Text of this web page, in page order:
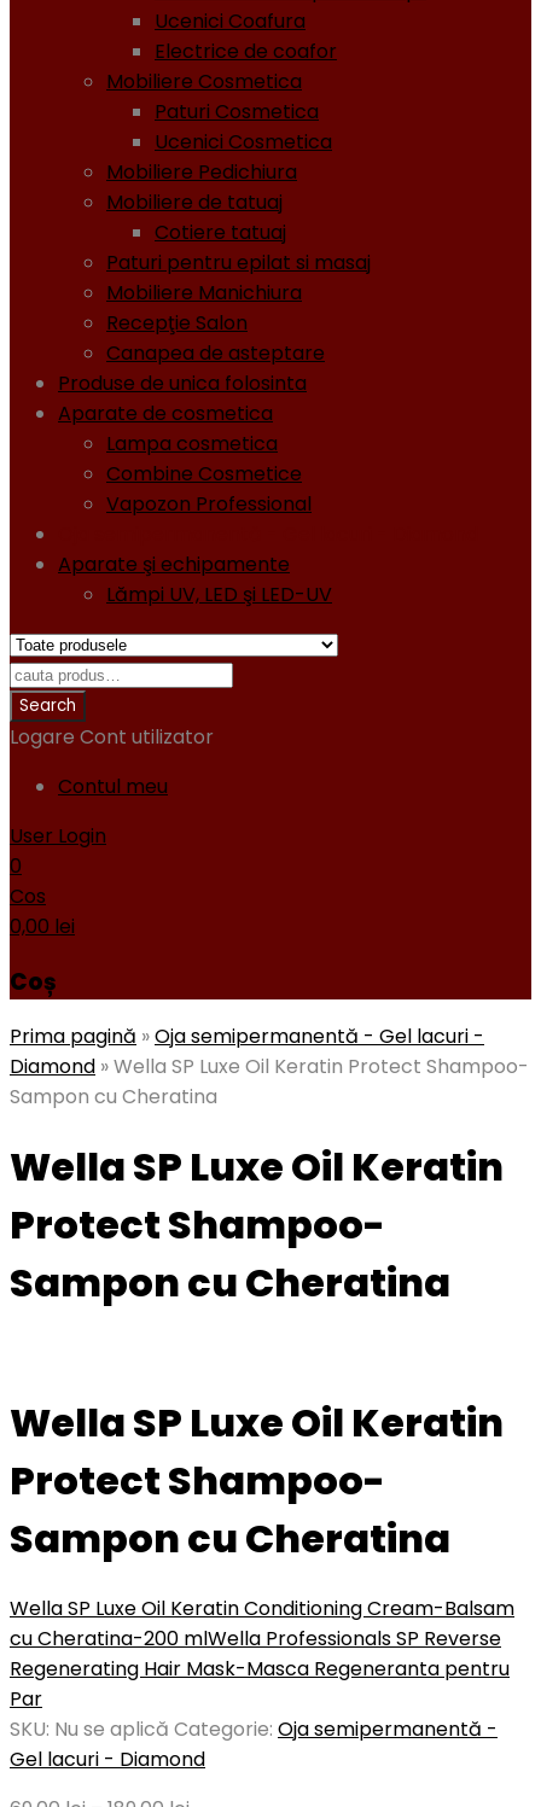
Ucenici Coafura
Electrice de coafor
Mobiliere Cosmetica
Paturi Cosmetica
Ucenici Cosmetica
Mobiliere Pedichiura
Mobiliere de tatuaj
Cotiere tatuaj
Paturi pentru epilat si masaj
Mobiliere Manichiura
Recepţie Salon
Canapea de asteptare
Produse de unica folosinta
Aparate de cosmetica
Lampa cosmetica
Combine Cosmetice
Vapozon Professional
Aparate şi echipamente
Lămpi UV, LED şi LED-UV
Logare Cont utilizator
Contul meu
User Login
0
Cos
0,00 lei
Coș
Prima pagină »Oja semipermanentă - Gel lacuri -
Diamond »Wella SP Luxe Oil Keratin Protect Shampoo-
Sampon cu Cheratina
Wella SP Luxe Oil Keratin
Protect Shampoo-
Sampon cu Cheratina
Wella SP Luxe Oil Keratin
Protect Shampoo-
Sampon cu Cheratina
Wella SP Luxe Oil Keratin Conditioning Cream-Balsam
cu Cheratina-200 mlWella Professionals SP Reverse
Regenerating Hair Mask-Masca Regeneranta pentru
Par
SKU: Nu se aplică Categorie: Oja semipermanentă -
Gel lacuri - Diamond